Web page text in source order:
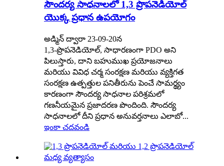
సౌందర్య సాధనాలలో 1,3 ప్రొపనెడియోల్
యొక్క ప్రధాన ఉపయోగం
అడ్మిన్ ద్వారా 23-09-20న
1,3-ప్రొపనెడియోల్, సాధారణంగా PDO అని
పిలుస్తారు, దాని బహుముఖ ప్రయోజనాలు
మరియు వివిధ చర్మ సంరక్షణ మరియు వ్యక్తిగత
సంరక్షణ ఉత్పత్తుల పనితీరును పెంచే సామర్థ్యం
కారణంగా సౌందర్య సాధనాల పరిశ్రమలో
గణనీయమైన ప్రజాదరణ పొందింది. సౌందర్య
సాధనాలలో దీని ప్రధాన అనువర్తనాలు ఎలాబో...
ఇంకా చదవండి